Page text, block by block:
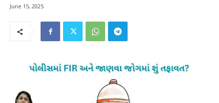
June 15, 2025